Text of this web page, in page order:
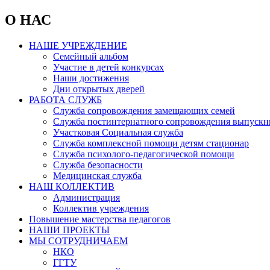
О НАС
НАШЕ УЧРЕЖДЕНИЕ
Семейный альбом
Участие в детей конкурсах
Наши достижения
Дни открытых дверей
РАБОТА СЛУЖБ
Служба сопровождения замещающих семей
Служба постинтернатного сопровождения
Участковая Социальная служба
Служба комплексной помощи детям стационар
Служба психолого-педагогической помощи
Служба безопасности
Медицинская служба
НАШ КОЛЛЕКТИВ
Администрация
Коллектив учреждения
Повышение мастерства педагогов
НАШИ ПРОЕКТЫ
МЫ СОТРУДНИЧАЕМ
НКО
ГГТУ